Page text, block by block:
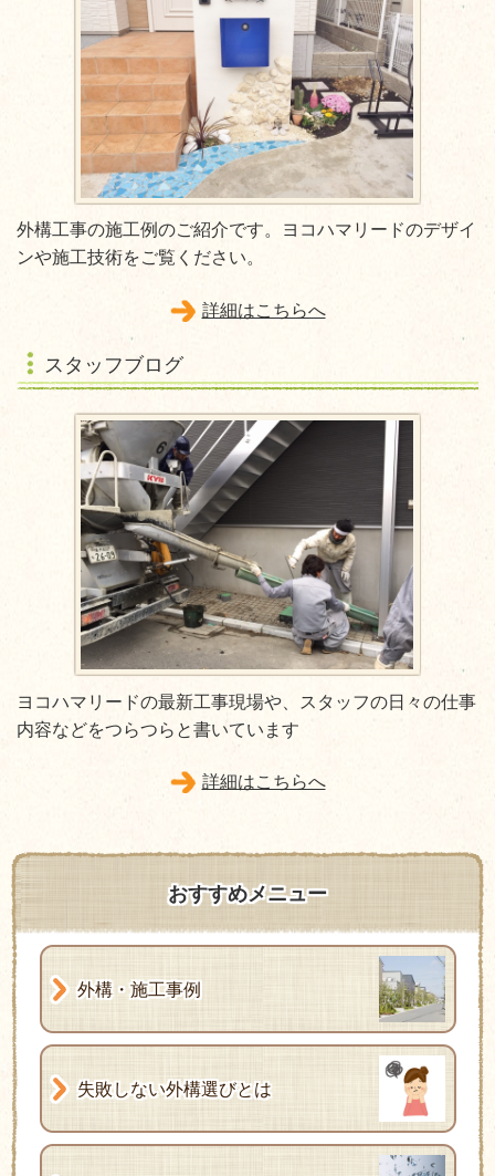
外構工事の施工例のご紹介です。ヨコハマリードのデザイ
ンや施工技術をご覧ください。
詳細はこちらへ
スタッフブログ
ヨコハマリードの最新工事現場や、スタッフの日々の仕事
内容などをつらつらと書いています
詳細はこちらへ
おすすめメニュー
外構・施工事例
失敗しない外構選びとは